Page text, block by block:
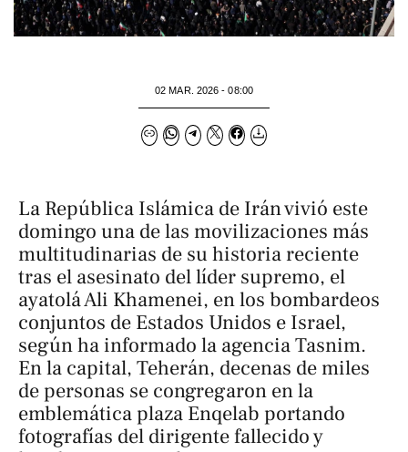
02 MAR. 2026 - 08:00
La República Islámica de Irán vivió este
domingo una de las movilizaciones más
multitudinarias de su historia reciente
tras el asesinato del líder supremo, el
ayatolá Ali Khamenei, en los bombardeos
conjuntos de Estados Unidos e Israel,
según ha informado la agenciaTasnim.
En la capital, Teherán, decenas de miles
de personas se congregaron en la
emblemática plaza Enqelab portando
fotografías del dirigente fallecido y